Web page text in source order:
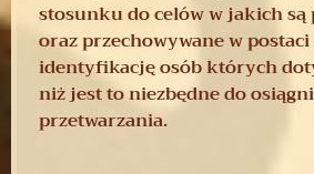
stosunku do celów w jakich są
oraz przechowywane w
identyfikację osób których
niż jest to niezbędne do
przetwarzania.